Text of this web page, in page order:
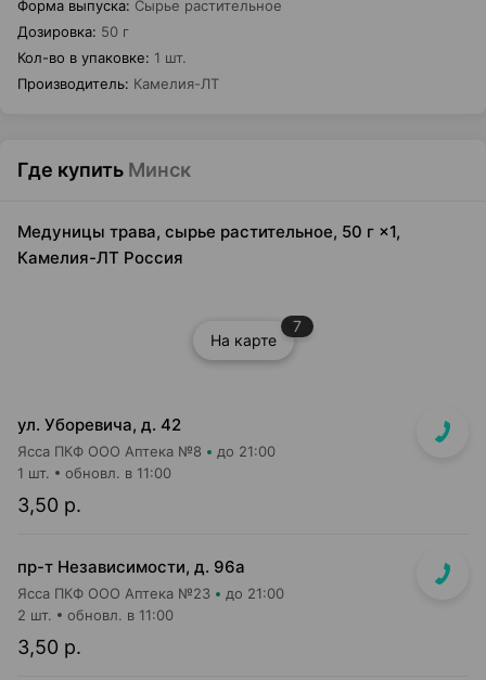
Форма выпуска: Сырье растительное
Дозировка: 50 г
Кол-во в упаковке: 1 шт.
Производитель: Камелия-ЛТ
Где купить Минск
Медуницы трава, сырье растительное, 50 г ×1,
Камелия-ЛТ Россия
На карте
7
ул. Уборевича, д. 42
Ясса ПКФ ООО Аптека №8 до 21:00
3,50 р.
1 шт. обновл. в 11:00
пр-т Независимости, д. 96а
Ясса ПКФ ООО Аптека №23 до 21:00
3,50 р.
2 шт. обновл. в 11:00